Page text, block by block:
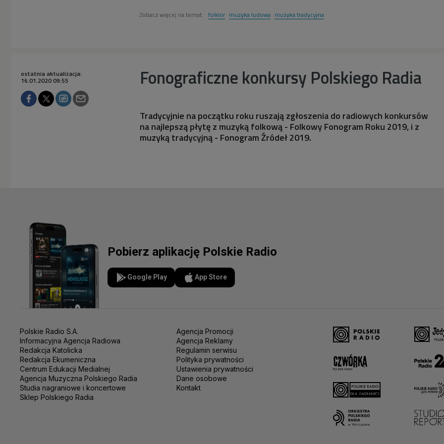
Zobacz więcej na temat: folklor muzyka ludowa muzyka tradycyjna
Fonograficzne konkursy Polskiego Radia
ostatnia aktualizacja:
16.01.2020 09:55
Tradycyjnie na początku roku ruszają zgłoszenia do radiowych konkursów
na najlepszą płytę z muzyką folkową - Folkowy Fonogram Roku 2019, i z
muzyką tradycyjną - Fonogram Źródeł 2019.
Pobierz aplikację Polskie Radio
Google Play App Store
Polskie Radio S.A.
Informacyjna Agencja Radiowa
Redakcja Katolicka
Redakcja Ekumeniczna
Centrum Edukacji Medialnej
Agencja Muzyczna Polskiego Radia
Studia nagraniowe i koncertowe
Sklep Polskiego Radia
Agencja Promocji
Agencja Reklamy
Regulamin serwisu
Polityka prywatności
Ustawienia prywatności
Dane osobowe
Kontakt